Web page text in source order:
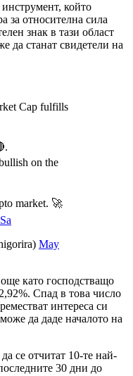
който
за относителна сила
знак в тази област
да станат свидетели на
Cap fulfills
on the
market. 🚀
May
като господстващо
Спад в това число
интереса си
да даде началото на
се отчитат 10-те най-
30 дни до